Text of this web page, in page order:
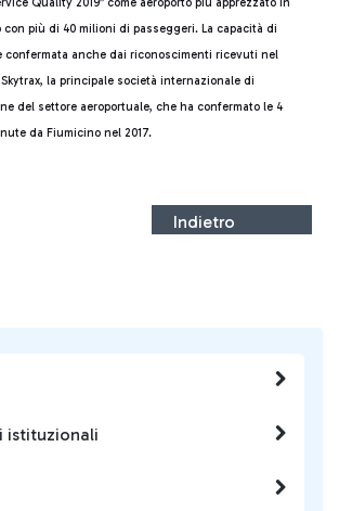
istituzionali
con più di 40 milioni di passeggeri. La capacità di
confermata anche dai riconoscimenti ricevuti nel
la principale società internazionale di
del settore aeroportuale, che ha confermato le 4
da Fiumicino nel 2017.
Indietro